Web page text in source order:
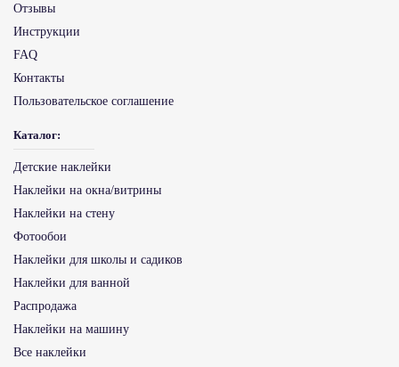
Отзывы
Инструкции
FAQ
Контакты
Пользовательское соглашение
Каталог:
Детские наклейки
Наклейки на окна/витрины
Наклейки на стену
Фотообои
Наклейки для школы и садиков
Наклейки для ванной
Распродажа
Наклейки на машину
Все наклейки